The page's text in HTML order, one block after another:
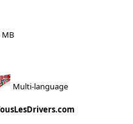
MB
Multi-language